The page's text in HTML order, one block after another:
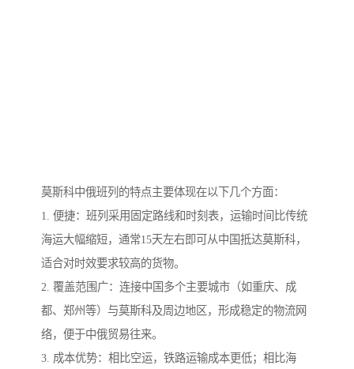
莫斯科中俄班列的特点主要体现在以下几个方面：
1. 便捷：班列采用固定路线和时刻表，运输时间比传统
海运大幅缩短，通常15天左右即可从中国抵达莫斯科，
适合对时效要求较高的货物。
2. 覆盖范围广：连接中国多个主要城市（如重庆、成
都、郑州等）与莫斯科及周边地区，形成稳定的物流网
络，便于中俄贸易往来。
3. 成本优势：相比空运，铁路运输成本更低；相比海